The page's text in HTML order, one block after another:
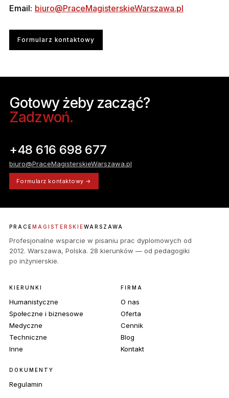
Email: biuro@PraceMagisterskieWarszawa.pl
Formularz kontaktowy
Gotowy żeby zacząć?
Zadzwoń.
+48 616 698 677
biuro@PraceMagisterskieWarszawa.pl
Formularz kontaktowy →
PRACEMAGISTERSKIEWARSZAWA
Profesjonalne wsparcie w pisaniu prac dyplomowych od
2012. Warszawa, Polska. 28 kierunków — od pedagogiki
po inżynierskie.
KIERUNKI
Humanistyczne
Społeczne i biznesowe
Medyczne
Techniczne
Inne
FIRMA
O nas
Oferta
Cennik
Blog
Kontakt
DOKUMENTY
Regulamin